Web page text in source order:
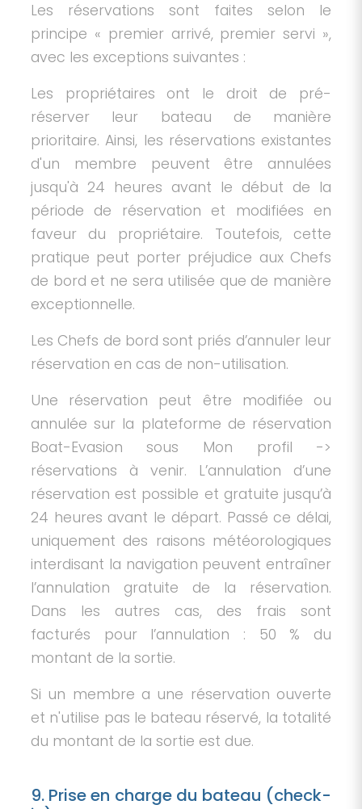
Les réservations sont faites selon le
principe « premier arrivé, premier servi »,
avec les exceptions suivantes :
Les propriétaires ont le droit de pré-
réserver leur bateau de manière
prioritaire. Ainsi, les réservations existantes
d'un membre peuvent être annulées
jusqu'à 24 heures avant le début de la
période de réservation et modifiées en
faveur du propriétaire. Toutefois, cette
pratique peut porter préjudice aux Chefs
de bord et ne sera utilisée que de manière
exceptionnelle.
Les Chefs de bord sont priés d’annuler leur
réservation en cas de non-utilisation.
Une réservation peut être modifiée ou
annulée sur la plateforme de réservation
Boat-Evasion sous Mon profil ->
réservations à venir. L’annulation d’une
réservation est possible et gratuite jusqu’à
24 heures avant le départ. Passé ce délai,
uniquement des raisons météorologiques
interdisant la navigation peuvent entraîner
l’annulation gratuite de la réservation.
Dans les autres cas, des frais sont
facturés pour l’annulation : 50 % du
montant de la sortie.
Si un membre a une réservation ouverte
et n'utilise pas le bateau réservé, la totalité
du montant de la sortie est due.
9. Prise en charge du bateau (check-